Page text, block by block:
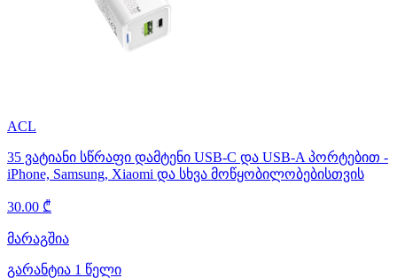
ACL
35 ვატიანი სწრაფი დამტენი USB-C და USB-A პორტებით -
iPhone, Samsung, Xiaomi და სხვა მოწყობილობებისთვის
30.00 ₾
მარაგშია
გარანტია 1 წელი